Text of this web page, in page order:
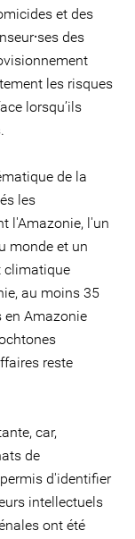
et des
des
les risques
lorsqu’ils
de la
les
l'Amazonie, l'un
monde et un
climatique
au moins 35
en Amazonie
reste
car,
de
d'identifier
intellectuels
ont été